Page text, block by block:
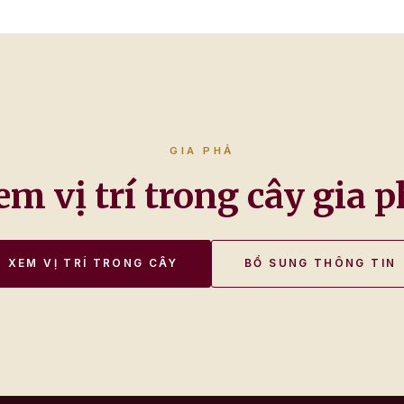
GIA PHẢ
vị trí trong cây gia
XEM VỊ TRÍ TRONG CÂY BỔ SUNG THÔNG TIN